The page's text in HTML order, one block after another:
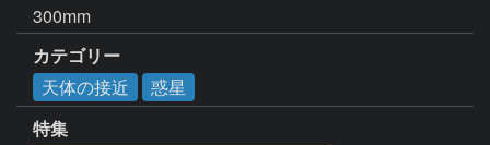
300mm
カテゴリー
天体の接近
惑星
特集